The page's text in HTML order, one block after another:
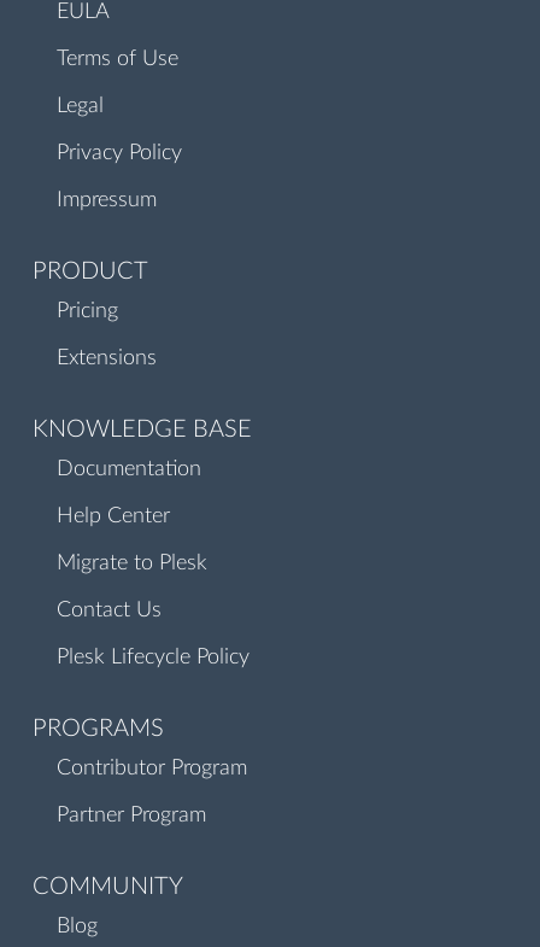
EULA
Terms of Use
Legal
Privacy Policy
Impressum
PRODUCT
Pricing
Extensions
KNOWLEDGE BASE
Documentation
Help Center
Migrate to Plesk
Contact Us
Plesk Lifecycle Policy
PROGRAMS
Contributor Program
Partner Program
COMMUNITY
Blog